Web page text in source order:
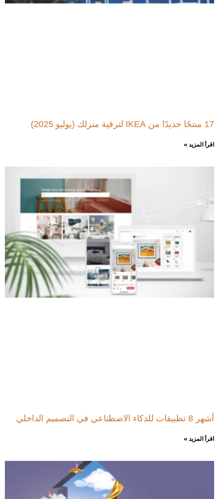
17 منتجًا جديدًا من IKEA لترقية منزلك (يوليو 2025)
اقرأ المزيد »
أشهر 8 تطبيقات للذكاء الاصطناعي في التصميم الداخلي
اقرأ المزيد »